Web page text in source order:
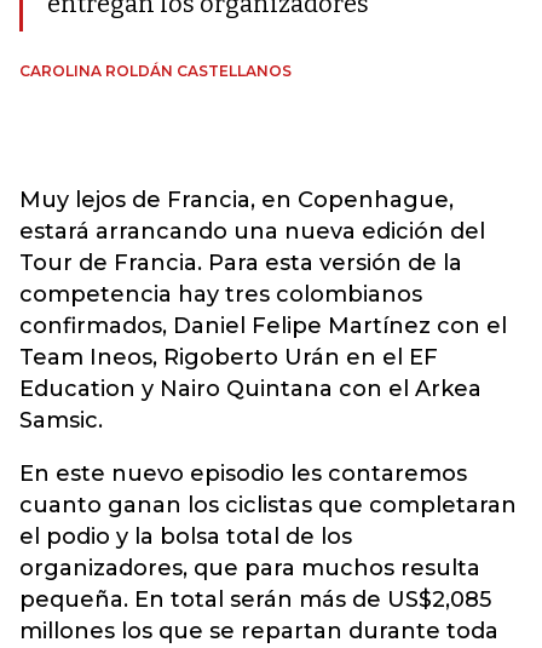
CAROLINA ROLDÁN CASTELLANOS
Muy lejos de Francia, en Copenhague,
estará arrancando una nueva edición del
Tour de Francia. Para esta versión de la
competencia hay tres colombianos
confirmados, Daniel Felipe Martínez con el
Team Ineos, Rigoberto Urán en el EF
Education y Nairo Quintana con el Arkea
Samsic.
En este nuevo episodio les contaremos
cuanto ganan los ciclistas que completaran
el podio y la bolsa total de los
organizadores, que para muchos resulta
pequeña. En total serán más de US$2,085
millones los que se repartan durante toda